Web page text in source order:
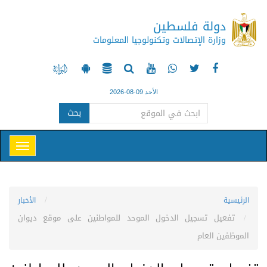
دولة فلسطين
وزارة الإتصالات وتكنولوجيا المعلومات
الأحد 09-08-2026
بحث
الرئيسية الأخبار
تفعيل تسجيل الدخول الموحد للمواطنين على موقع ديوان
الموظفين العام